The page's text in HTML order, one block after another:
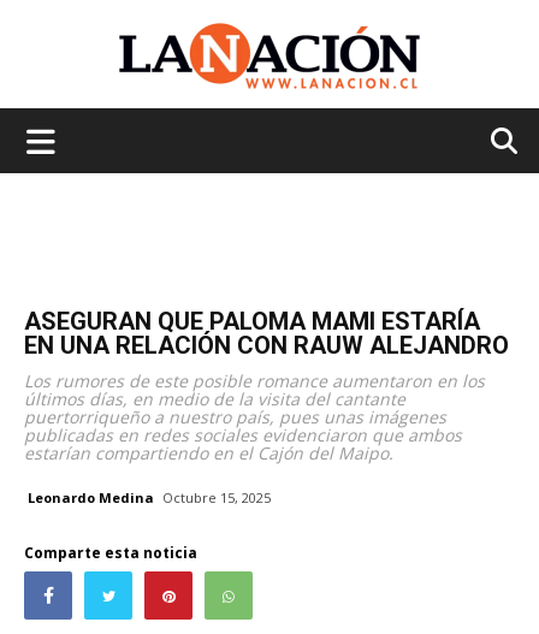
ASEGURAN QUE PALOMA MAMI ESTARÍA
EN UNA RELACIÓN CON RAUW ALEJANDRO
Los rumores de este posible romance aumentaron en los
últimos días, en medio de la visita del cantante
puertorriqueño a nuestro país, pues unas imágenes
publicadas en redes sociales evidenciaron que ambos
estarían compartiendo en el Cajón del Maipo.
Leonardo Medina Octubre 15, 2025
Comparte esta noticia